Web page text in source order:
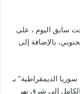
سابق اليوم ، على
بالإضافة إلى
الديمقراطية” بـ
الكامل إلى شرق نهر